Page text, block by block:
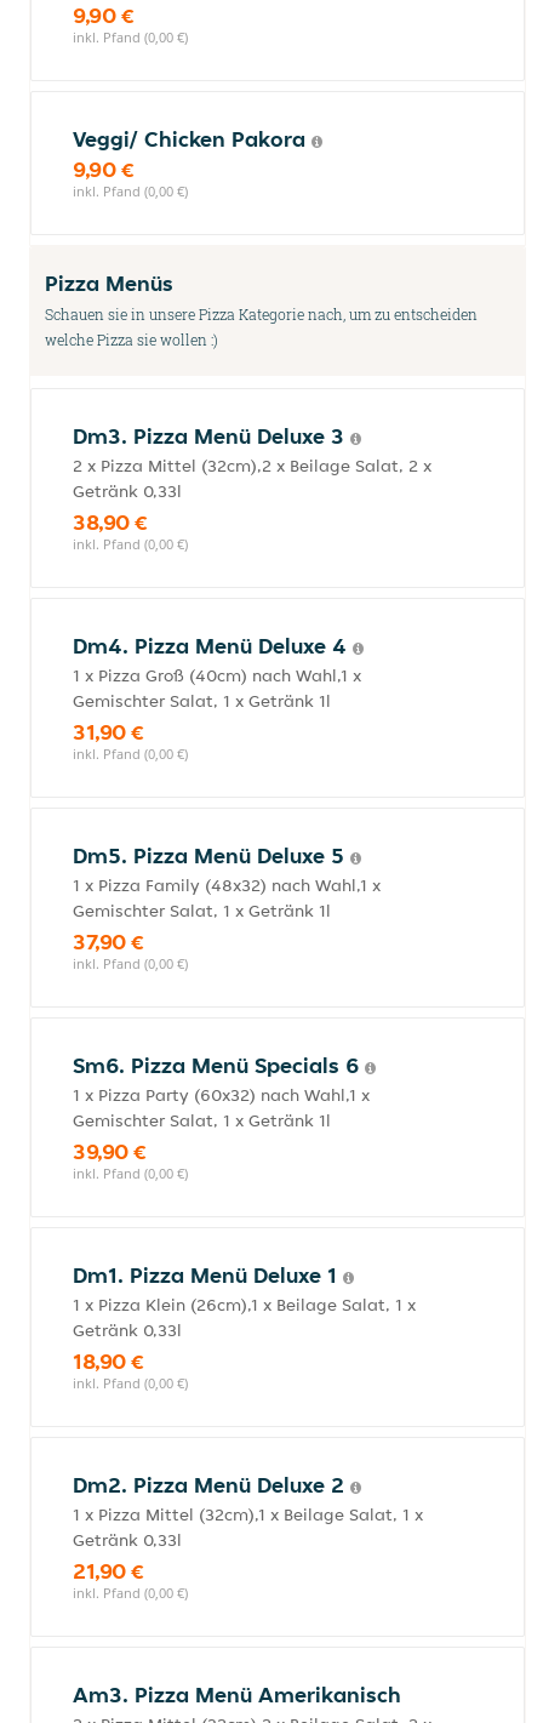
9,90 €
inkl. Pfand (0,00 €)
Veggi/ Chicken Pakora
9,90 €
inkl. Pfand (0,00 €)
Pizza Menüs
Schauen sie in unsere Pizza Kategorie nach, um zu entscheiden
welche Pizza sie wollen :)
Dm3. Pizza Menü Deluxe 3
2 x Pizza Mittel (32cm),2 x Beilage Salat, 2 x
Getränk 0,33l
38,90 €
inkl. Pfand (0,00 €)
Dm4. Pizza Menü Deluxe 4
1 x Pizza Groß (40cm) nach Wahl,1 x
Gemischter Salat, 1 x Getränk 1l
31,90 €
inkl. Pfand (0,00 €)
Dm5. Pizza Menü Deluxe 5
1 x Pizza Family (48x32) nach Wahl,1 x
Gemischter Salat, 1 x Getränk 1l
37,90 €
inkl. Pfand (0,00 €)
Sm6. Pizza Menü Specials 6
1 x Pizza Party (60x32) nach Wahl,1 x
Gemischter Salat, 1 x Getränk 1l
39,90 €
inkl. Pfand (0,00 €)
Dm1. Pizza Menü Deluxe 1
1 x Pizza Klein (26cm),1 x Beilage Salat, 1 x
Getränk 0,33l
18,90 €
inkl. Pfand (0,00 €)
Dm2. Pizza Menü Deluxe 2
1 x Pizza Mittel (32cm),1 x Beilage Salat, 1 x
Getränk 0,33l
21,90 €
inkl. Pfand (0,00 €)
Am3. Pizza Menü Amerikanisch